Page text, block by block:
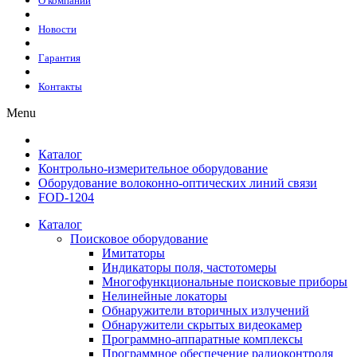
Новости
Гарантия
Контакты
Menu
Каталог
Контрольно-измерительное оборудование
Оборудование волоконно-оптических линий связи
FOD-1204
Каталог
Поисковое оборудование
Имитаторы
Индикаторы поля, частотомеры
Многофункциональные поисковые приборы
Нелинейные локаторы
Обнаружители вторичных излучений
Обнаружители скрытых видеокамер
Программно-аппаратные комплексы
Программное обеспечение радиоконтроля